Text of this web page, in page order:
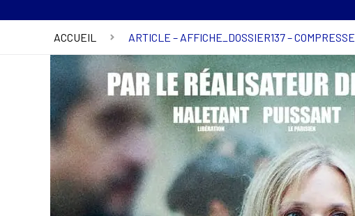
ACCUEIL ARTICLE – AFFICHE_DOSSIER137 – COMPRESSE